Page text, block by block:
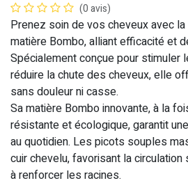
(0 avis)
Prenez soin de vos cheveux avec
matière Bombo, alliant efficacité et
Spécialement conçue pour stimuler
réduire la chute des cheveux, elle
sans douleur ni casse.
Sa matière Bombo innovante, à la
résistante et écologique, garantit
au quotidien. Les picots souples
cuir chevelu, favorisant la circulation
à renforcer les racines.